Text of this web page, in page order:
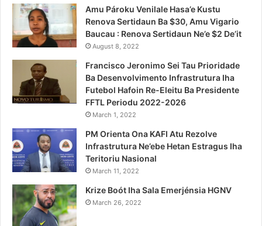
Amu Pároku Venilale Hasa’e Kustu
Renova Sertidaun Ba $30, Amu Vigario
Baucau : Renova Sertidaun Ne’e $2 De’it
August 8, 2022
Francisco Jeronimo Sei Tau Prioridade
Ba Desenvolvimento Infrastrutura Iha
Futebol Hafoin Re-Eleitu Ba Presidente
FFTL Periodu 2022-2026
March 1, 2022
PM Orienta Ona KAFI Atu Rezolve
Infrastrutura Ne’ebe Hetan Estragus Iha
Teritoriu Nasional
March 11, 2022
Krize Boót Iha Sala Emerjénsia HGNV
March 26, 2022